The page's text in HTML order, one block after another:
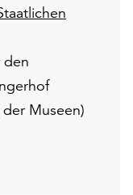
den
Museen)